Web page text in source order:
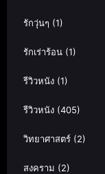
รักวุ่นๆ (1)
รักเร่าร้อน (1)
รีวิวหนัง (1)
รีวิวหนัง (405)
วิทยาศาสตร์ (2)
สงคราม (2)